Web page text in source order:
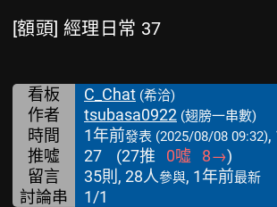
[額頭] 經理日常 37
看板 C_Chat (希洽)
作者 tsubasa0922 (翅膀一串數)
時間 1年前發表 (2025/08/08 09:32),
推噓 27 (27推 0噓 8→)
留言
35則, 28人參與, 1年前最新
討論串 1/1